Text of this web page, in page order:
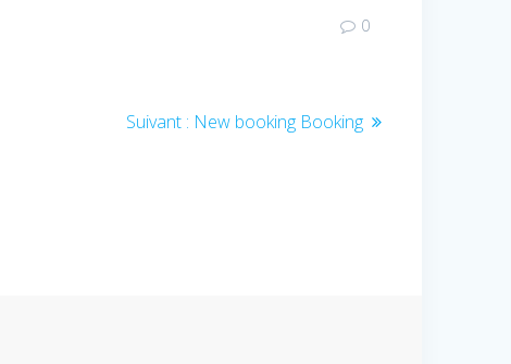
0
Suivant : Article
New booking Booking